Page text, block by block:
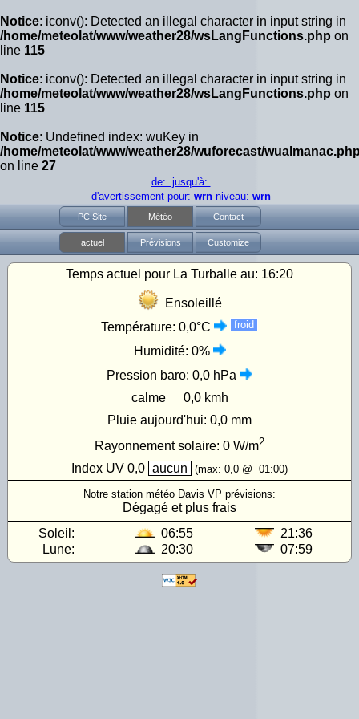
Notice: iconv(): Detected an illegal character in input string in
/home/meteolat/www/weather28/wsLangFunctions.php on
line 115
Notice: iconv(): Detected an illegal character in input string in
/home/meteolat/www/weather28/wsLangFunctions.php on
line 115
Notice: Undefined index: wuKey in
/home/meteolat/www/weather28/wuforecast/
on line 27
de: jusqu'à:
d'avertissement pour: wrnniveau: wrn
PC Site Météo Contact
actuel Prévisions Customize
Temps actuel pour La Turballe au: 16:20
Ensoleillé
Température: 0,0°C froid
Humidité: 0%
Pression baro: 0,0 hPa
calme
0,0 kmh
Pluie aujourd'hui: 0,0 mm
Rayonnement solaire: 0 W/m2
Index UV 0,0 aucun (max: 0,0 @ 01:00)
Notre station météo Davis VP prévisions:
Dégagé et plus frais
Soleil:
06:55
21:36
Lune:
20:30 07:59